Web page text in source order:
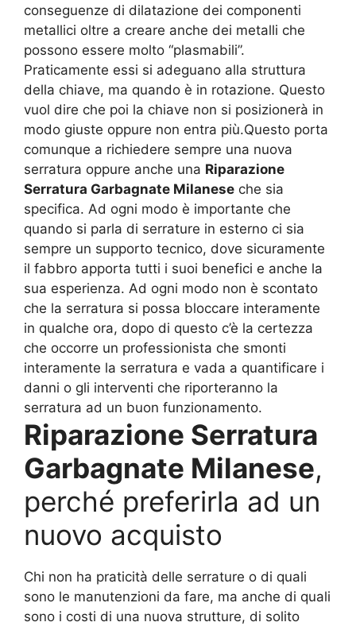
conseguenze di dilatazione dei componenti
metallici oltre a creare anche dei metalli che
possono essere molto “plasmabili”.
Praticamente essi si adeguano alla struttura
della chiave, ma quando è in rotazione. Questo
vuol dire che poi la chiave non si posizionerà in
modo giuste oppure non entra più.Questo porta
comunque a richiedere sempre una nuova
serratura oppure anche una Riparazione
Serratura Garbagnate Milanese che sia
specifica. Ad ogni modo è importante che
quando si parla di serrature in esterno ci sia
sempre un supporto tecnico, dove sicuramente
il fabbro apporta tutti i suoi benefici e anche la
sua esperienza. Ad ogni modo non è scontato
che la serratura si possa bloccare interamente
in qualche ora, dopo di questo c’è la certezza
che occorre un professionista che smonti
interamente la serratura e vada a quantificare i
danni o gli interventi che riporteranno la
serratura ad un buon funzionamento.
Riparazione Serratura
Garbagnate Milanese,
perché preferirla ad un
nuovo acquisto
Chi non ha praticità delle serrature o di quali
sono le manutenzioni da fare, ma anche di quali
sono i costi di una nuova strutture, di solito